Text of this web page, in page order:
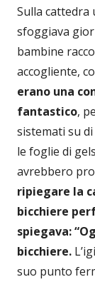
Sulla cattedra
sfoggiava
bambine
accogliente,
erano una
fantastico,
sistemati su
le foglie di
avrebbero
ripiegare la
bicchiere
spiegava:
bicchiere.
suo punto